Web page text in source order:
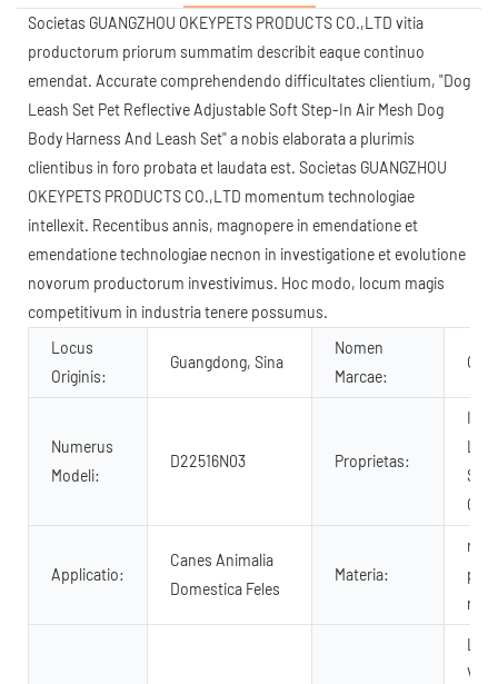
Societas GUANGZHOU OKEYPETS PRODUCTS CO.,LTD vitia
productorum priorum summatim describit eaque continuo
emendat. Accurate comprehendendo difficultates clientium, "Dog
Leash Set Pet Reflective Adjustable Soft Step-In Air Mesh Dog
Body Harness And Leash Set" a nobis elaborata a plurimis
clientibus in foro probata et laudata est. Societas GUANGZHOU
OKEYPETS PRODUCTS CO.,LTD momentum technologiae
intellexit. Recentibus annis, magnopere in emendatione et
emendatione technologiae necnon in investigatione et evolutione
novorum productorum investivimus. Hoc modo, locum magis
competitivum in industria tenere possumus.
Locus
Originis:
Guangdong, Sina
Nomen
Marcae:
Numerus
Modeli:
D22516N03 Proprietas:
Applicatio:
Canes Animalia
Domestica Feles
Materia:
rete,
rete